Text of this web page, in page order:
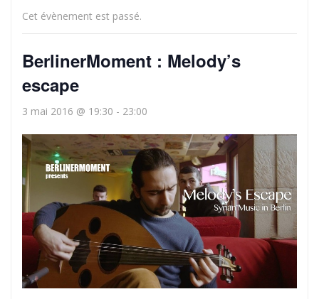
Cet évènement est passé.
BerlinerMoment : Melody’s
escape
3 mai 2016 @ 19:30 - 23:00